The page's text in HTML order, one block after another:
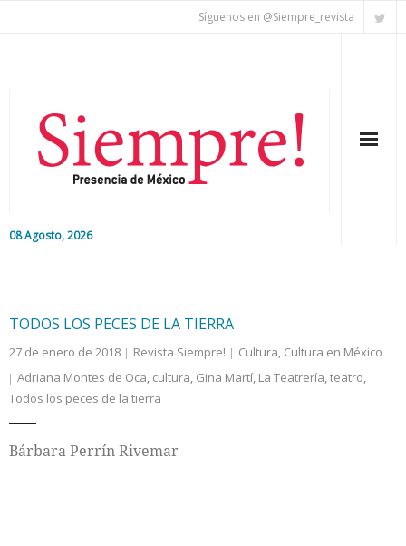
Síguenos en @Siempre_revista
08 Agosto, 2026
Nacional
Colaboradores
Internacional
TODOS LOS PECES DE LA TIERRA
27 de enero de 2018 Revista Siempre! Cultura, Cultura en México
Adriana Montes de Oca, cultura, Gina Martí, La Teatrería,teatro,
Todos los peces de la tierra
Bárbara Perrín Rivemar